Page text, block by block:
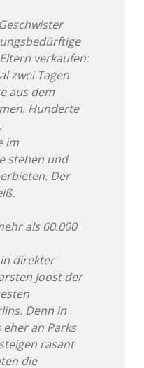
verkaufen:
zwei Tagen
aus dem
Hunderte
im
stehen und
Der
als 60.000
direkter
Joost der
Denn in
an Parks
rasant
die